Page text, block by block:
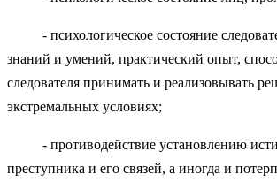
- психологическое состояние
знаний и умений, практический опыт,
следователя принимать и реализовывать
экстремальных условиях;
- противодействие установлению
преступника и его связей, а иногда и